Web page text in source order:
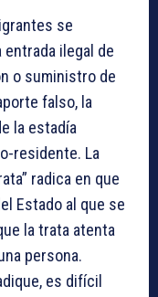
se
ilegal de
o suministro de
falso, la
la estadía
residente. La
radica en que
Estado al que se
la trata atenta
persona.
es difícil